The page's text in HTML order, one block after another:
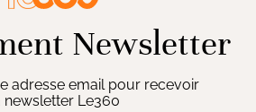
Newsletter
adresse email pour recevoir
newsletter Le360